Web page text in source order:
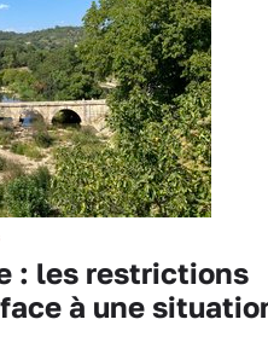
: les restrictions
à une